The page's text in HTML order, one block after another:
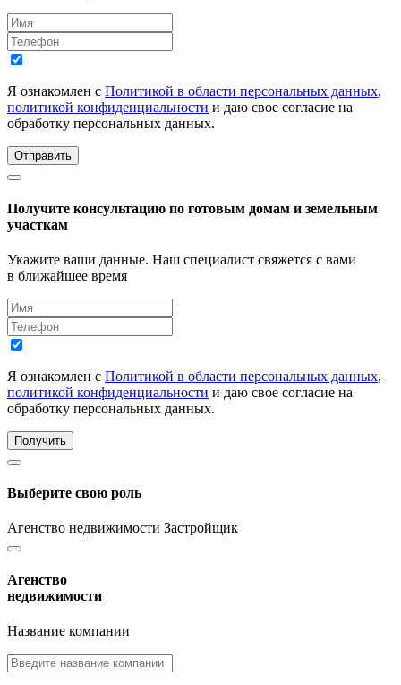
Я ознакомлен с Политикой в области персональных данных,
политикой конфиденциальности и даю свое согласие на
обработку персональных данных.
Отправить
Получите консультацию по готовым домам и земельным
участкам
Укажите ваши данные. Наш специалист свяжется с вами
в ближайшее время
Я ознакомлен с Политикой в области персональных данных,
политикой конфиденциальности и даю свое согласие на
обработку персональных данных.
Получить
Выберите свою роль
Агенство недвижимости Застройщик
Агенство
недвижимости
Название компании